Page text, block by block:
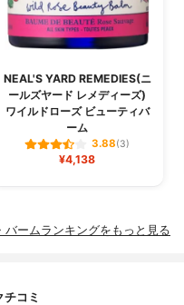
NEAL'S YARD REMEDIES(ニ
ールズヤード レメディーズ)
ワイルドローズ ビューティバ
ーム
3.88(3)
¥4,138
ームランキングをもっと見る
チコミ